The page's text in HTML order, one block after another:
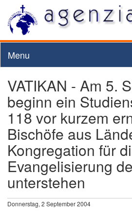
Menu
VATIKAN - Am 5.
beginn ein
118 vor kurzem
Bischöfe aus
Kongregation für
Evangelisierung
unterstehen
Donnerstag, 2 September 2004